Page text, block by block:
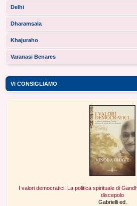
Delhi
Dharamsala
Khajuraho
Varanasi Benares
VI CONSIGLIAMO
I valori democratici. La politica spirituale di
discepolo
Gabrielli ed.